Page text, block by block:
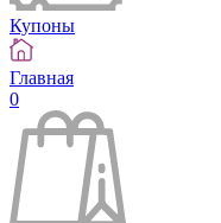
Купоны
Главная
0